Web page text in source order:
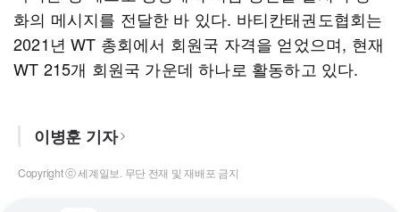
화의 메시지를 전달한 바 있다. 바티칸태권도협회는
2021년 WT 총회에서 회원국 자격을 얻었으며, 현재
WT 215개 회원국 가운데 하나로 활동하고 있다.
이병훈 기자
Copyright ⓒ 세계일보. 무단 전재 및 재배포 금지